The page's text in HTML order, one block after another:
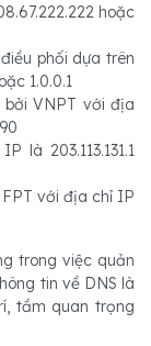
hoặc
phối dựa trên
1.0.0.1
VNPT với địa
là 203.113.131.1
với địa chỉ IP
trong việc quản
tin về DNS là
tầm quan trọng